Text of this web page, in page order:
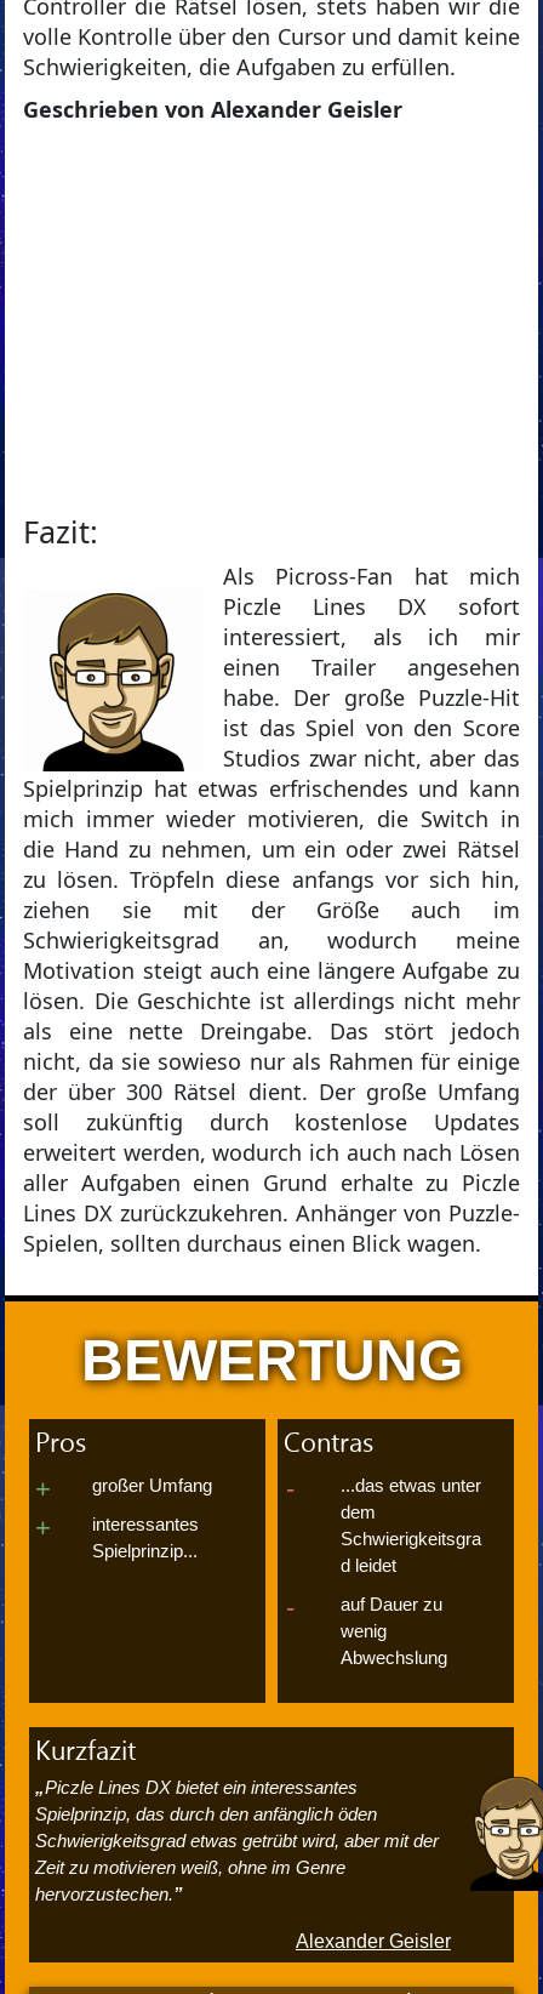
Controller die Rätsel lösen, stets haben wir die
volle Kontrolle über den Cursor und damit keine
Schwierigkeiten, die Aufgaben zu erfüllen.
Geschrieben von Alexander Geisler
Fazit:
Als Picross-Fan hat mich
Piczle Lines DX sofort
interessiert, als ich mir
einen Trailer angesehen
habe. Der große Puzzle-Hit
ist das Spiel von den Score
Studios zwar nicht, aber das
Spielprinzip hat etwas erfrischendes und kann
mich immer wieder motivieren, die Switch in
die Hand zu nehmen, um ein oder zwei Rätsel
zu lösen. Tröpfeln diese anfangs vor sich hin,
ziehen sie mit der Größe auch im
Schwierigkeitsgrad an, wodurch meine
Motivation steigt auch eine längere Aufgabe zu
lösen. Die Geschichte ist allerdings nicht mehr
als eine nette Dreingabe. Das stört jedoch
nicht, da sie sowieso nur als Rahmen für einige
der über 300 Rätsel dient. Der große Umfang
soll zukünftig durch kostenlose Updates
erweitert werden, wodurch ich auch nach Lösen
aller Aufgaben einen Grund erhalte zu Piczle
Lines DX zurückzukehren. Anhänger von Puzzle-
Spielen, sollten durchaus einen Blick wagen.
BEWERTUNG
Pros
großer Umfang
interessantes
Spielprinzip...
Contras
...das etwas unter
dem
Schwierigkeitsgra
d leidet
auf Dauer zu
wenig
Abwechslung
Kurzfazit
Piczle Lines DX bietet ein interessantes
Spielprinzip, das durch den anfänglich öden
Schwierigkeitsgrad etwas getrübt wird, aber mit der
Zeit zu motivieren weiß, ohne im Genre
hervorzustechen.
Alexander Geisler